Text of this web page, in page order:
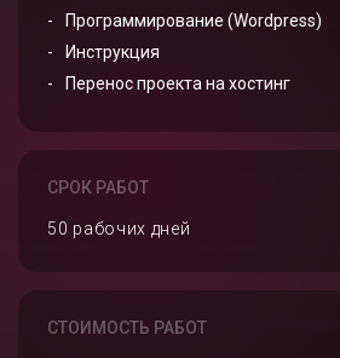
Программирование (Wordpress)
Инструкция
Перенос проекта на хостинг
СРОК РАБОТ
50 рабочих дней
СТОИМОСТЬ РАБОТ